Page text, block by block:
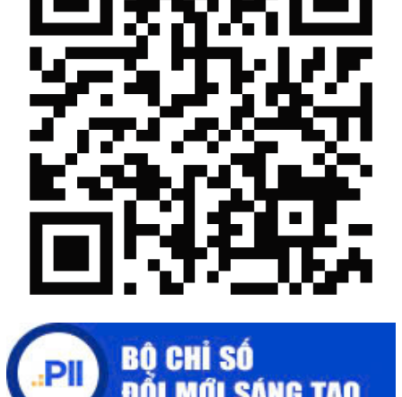
Chế biến sâu – Nâng cao giá trị nông sản
“Đi tắt, đón đầu” các công nghệ mới, công nghệ tương lai
Quảng bá hình ảnh Đắk Lắk đến bạn bè trong nước và quốc tế
Mời tham gia Hội chợ triển lãm chuyên ngành Cà phê và sản
Kịch bản tăng trưởng kinh tế năm 2025: Khơi thông mọi nguồn
lực cho phát triển
Đắk Lắk xây dựng kịch bản tăng trưởng kinh tế - xã hội năm
2025 đạt 8% trở lên
Cuộc thi trực tuyến tìm hiểu “50 năm Chiến thắng Buôn Ma
Thuột, giải phóng tỉnh Đắk Lắk (10/3/1975 - 10/3/2025)"